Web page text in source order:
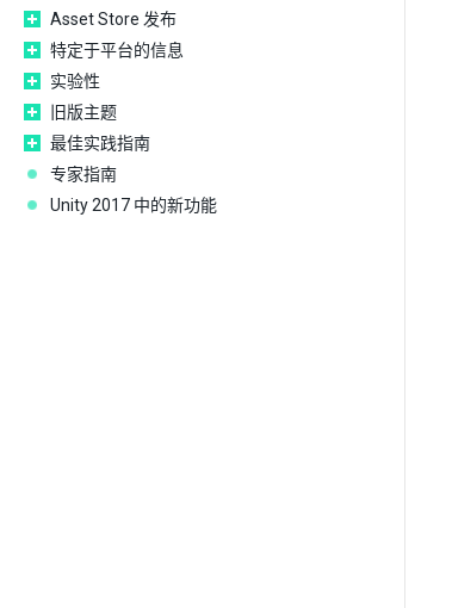
Asset Store 发布
特定于平台的信息
实验性
旧版主题
最佳实践指南
专家指南
Unity 2017 中的新功能